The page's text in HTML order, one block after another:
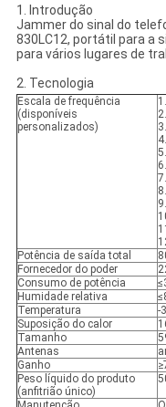
1. Introdução
Jammer do sinal do
830LC12, portátil para a
para vários lugares de
2. Tecnologia
Escala de frequência
(disponíveis
personalizados)
Potência de saída total
Fornecedor do poder
Consumo de potência
Humidade relativa
Temperatura
-
Suposição do calor
Tamanho
Antenas
Ganho
Peso líquido do produto
(anfitrião único)